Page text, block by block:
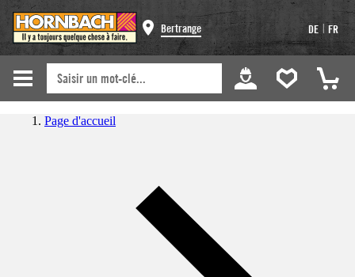
Bertrange DE | FR
Page d'accueil